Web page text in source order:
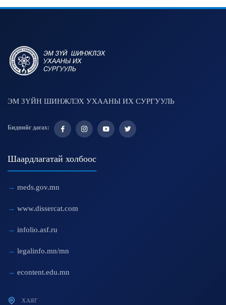
ЭМ ЗҮЙН ШИНЖЛЭХ УХААНЫ ИХ СУРГУУЛЬ
Биднийг дагах:
Шаардлагатай холбоос
meds.gov.mn
www.dissercat.com
infolio.asf.ru
legalinfo.mn/mn
econtent.edu.mn
ХАЯГ